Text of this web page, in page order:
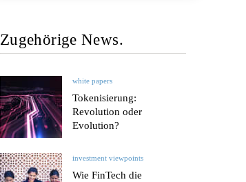
Zugehörige News.
white papers
Tokenisierung:
Revolution oder
Evolution?
investment viewpoints
Wie FinTech die